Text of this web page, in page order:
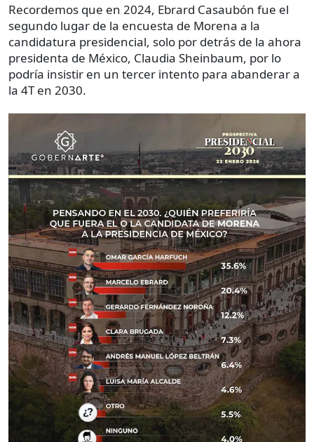
Recordemos que en 2024, Ebrard Casaubón fue el
segundo lugar de la encuesta de Morena a la
candidatura presidencial, solo por detrás de la ahora
presidenta de México, Claudia Sheinbaum, por lo
podría insistir en un tercer intento para abanderar a
la 4T en 2030.